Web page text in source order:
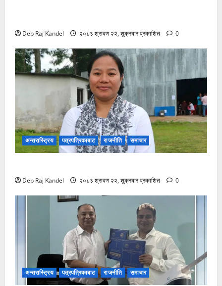
Deb Raj Kandel २०८३ श्रावण २२, शुक्रबार प्रकाशित 0
अन्तरास्ट्रिय पत्रपत्रिकाबाट राजनीति समाचार
Deb Raj Kandel २०८३ श्रावण २२, शुक्रबार प्रकाशित 0
अन्तरास्ट्रिय पत्रपत्रिकाबाट राजनीति समाचार